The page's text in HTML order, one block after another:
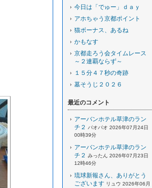
今日は「でゅー」ｄａｙ
アホちゃう京都ポイント
猫ボーナス、あるね
かもなす
京都走ろう会タイムレース
～２連覇ならず～
１５分４７秒の奇跡
墓そうじ２０２６
最近のコメント
アーバンホテル草津のラン
チ２
パオパオ 2026年07月24日
00時39分
アーバンホテル草津のラン
チ２ みったん 2026年07月23日
12時46分
琉球新報さん、ありがとう
ございます リュウ 2026年06月